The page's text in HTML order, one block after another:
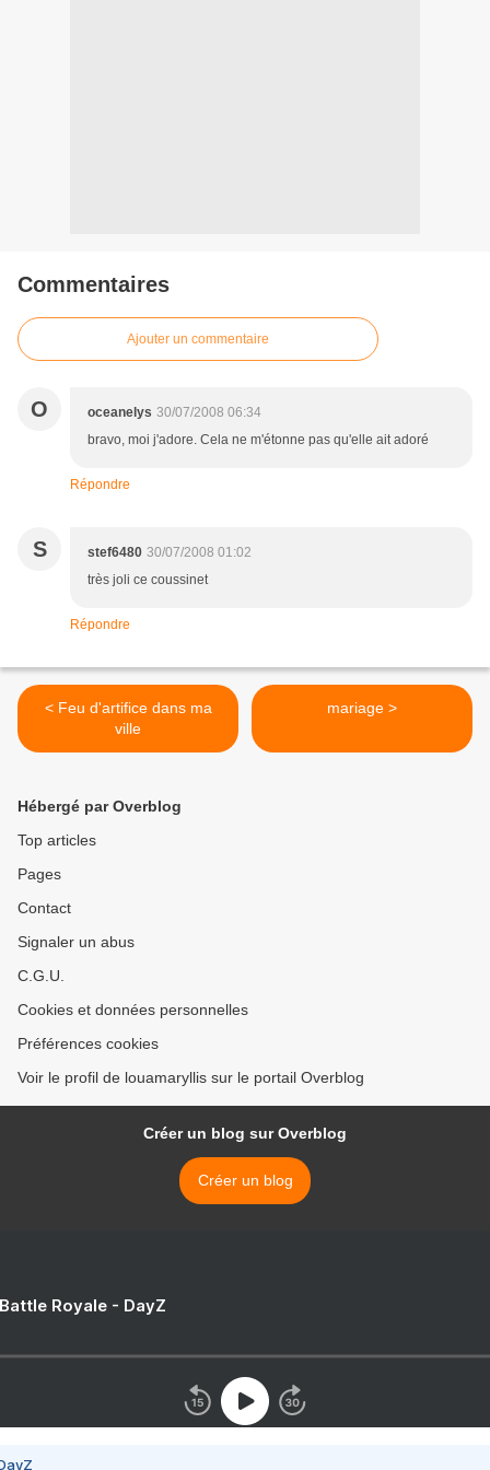
Commentaires
Ajouter un commentaire
O oceanelys 30/07/2008 06:34
bravo, moi j'adore. Cela ne m'étonne pas qu'elle ait adoré
Répondre
S stef6480 30/07/2008 01:02
très joli ce coussinet
Répondre
< Feu d'artifice dans ma
ville
mariage >
Hébergé par Overblog
Top articles
Pages
Contact
Signaler un abus
C.G.U.
Cookies et données personnelles
Préférences cookies
Voir le profil de louamaryllis sur le portail Overblog
Créer un blog sur Overblog
Créer un blog
Royale - DayZ